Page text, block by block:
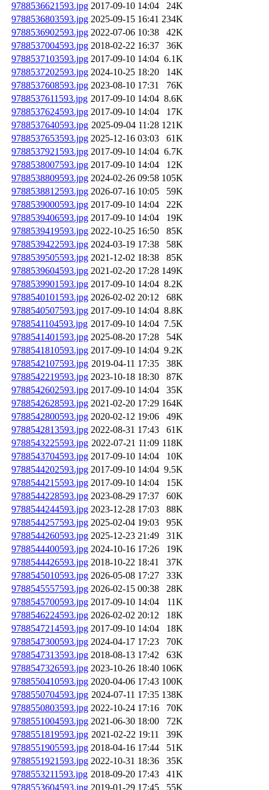
9788536621593.jpg 2017-09-10 14:04
24K
9788536803593.jpg 2025-09-15 16:41 234K
9788536902593.jpg 2022-07-06 10:38
42K
9788537004593.jpg 2018-02-22 16:37
36K
9788537103593.jpg 2017-09-10 14:04 6.1K
9788537202593.jpg 2024-10-25 18:20
14K
9788537608593.jpg 2023-08-10 17:31
76K
9788537611593.jpg 2017-09-10 14:04 8.6K
9788537624593.jpg 2017-09-10 14:04
17K
9788537640593.jpg 2025-09-04 11:28 121K
9788537653593.jpg 2025-12-16 03:03
61K
9788537921593.jpg 2017-09-10 14:04 6.7K
9788538007593.jpg 2017-09-10 14:04
12K
9788538809593.jpg 2024-02-26 09:58 105K
9788538812593.jpg 2026-07-16 10:05
59K
9788539000593.jpg 2017-09-10 14:04
22K
9788539406593.jpg 2017-09-10 14:04
19K
9788539419593.jpg 2022-10-25 16:50
85K
9788539422593.jpg 2024-03-19 17:38
58K
9788539505593.jpg 2021-12-02 18:38
85K
9788539604593.jpg 2021-02-20 17:28 149K
9788539901593.jpg 2017-09-10 14:04 8.2K
9788540101593.jpg 2026-02-02 20:12
68K
9788540507593.jpg 2017-09-10 14:04 8.8K
9788541104593.jpg 2017-09-10 14:04 7.5K
9788541401593.jpg 2025-08-20 17:28
54K
9788541810593.jpg 2017-09-10 14:04 9.2K
9788542107593.jpg 2019-04-11 17:35
38K
9788542219593.jpg 2023-10-18 18:30
87K
9788542602593.jpg 2017-09-10 14:04
35K
9788542628593.jpg 2021-02-20 17:29 164K
9788542800593.jpg 2020-02-12 19:06
49K
9788542813593.jpg 2022-08-31 17:43
61K
9788543225593.jpg 2022-07-21 11:09 118K
9788543704593.jpg 2017-09-10 14:04
10K
9788544202593.jpg 2017-09-10 14:04 9.5K
9788544215593.jpg 2017-09-10 14:04
15K
9788544228593.jpg 2023-08-29 17:37
60K
9788544244593.jpg 2023-12-28 17:03
88K
9788544257593.jpg 2025-02-04 19:03
95K
9788544260593.jpg 2025-12-23 21:49
31K
9788544400593.jpg 2024-10-16 17:26
19K
9788544426593.jpg 2018-10-22 18:41
37K
9788545010593.jpg 2026-05-08 17:27
33K
9788545557593.jpg 2026-02-15 00:38
28K
9788545700593.jpg 2017-09-10 14:04
11K
9788546224593.jpg 2026-02-02 20:12
18K
9788547214593.jpg 2017-09-10 14:04
18K
9788547300593.jpg 2024-04-17 17:23
70K
9788547313593.jpg 2018-08-13 17:42
63K
9788547326593.jpg 2023-10-26 18:40 106K
9788550410593.jpg 2020-04-06 17:43 100K
9788550704593.jpg 2024-07-11 17:35 138K
9788550803593.jpg 2022-10-24 17:16
70K
9788551004593.jpg 2021-06-30 18:00
72K
9788551819593.jpg 2021-02-22 19:11
39K
9788551905593.jpg 2018-04-16 17:44
51K
9788551921593.jpg 2022-10-31 18:36
35K
9788553211593.jpg 2018-09-20 17:43
41K
9788553604593.jpg 2019-01-29 17:45 55K